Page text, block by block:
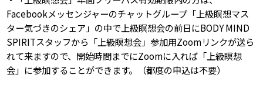
Facebookメッセンジャーのチャットグループ「上級瞑想マス
ター気づきのシェア」の中で上級瞑想会の前日にBODY MIND
SPIRITスタッフから「上級瞑想会」参加用Zoomリンクが送ら
れて来ますので、開始時間までにZoomに入れば「上級瞑想
会」に参加することができます。（都度の申込は不要）